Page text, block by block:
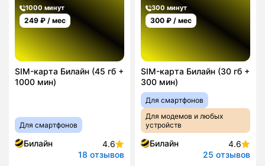
1000 минут
249 ₽ / мес
SIM-карта Билайн (45 гб +
1000 мин)
Для смартфонов
Билайн
4.6
18 отзывов
300 минут
300 ₽ / мес
SIM-карта Билайн (30 гб +
300 мин)
Для смартфонов
Для модемов и любых
устройств
Билайн
4.6
25 отзывов